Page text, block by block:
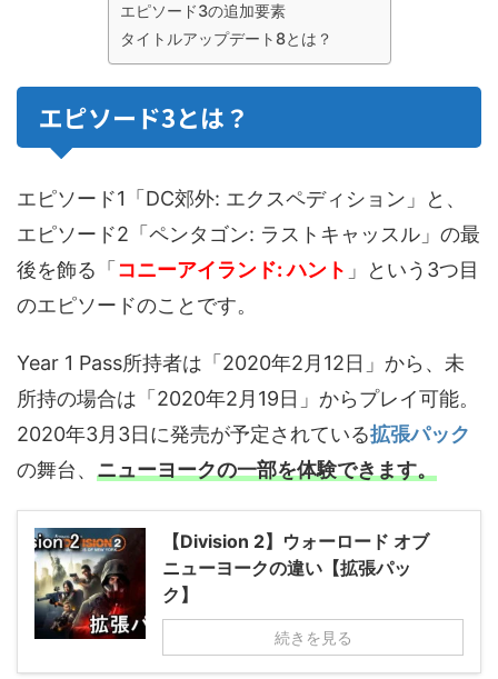
エピソード3の追加要素
タイトルアップデート8とは？
エピソード3とは？
エピソード1「DC郊外: エクスペディション」と、
エピソード2「ペンタゴン: ラストキャッスル」の最
後を飾る「 コニーアイランド: ハント 」という3つ目
のエピソードのことです。
Year 1 Pass所持者は「2020年2月12日」から、未
所持の場合は「2020年2月19日」からプレイ可能。
2020年3月3日に発売が予定されている拡張パック
の舞台、 ニューヨークの一部を体験できます。
【Division 2】ウォーロード オブ
ニューヨークの違い【拡張パッ
ク】
続きを見る